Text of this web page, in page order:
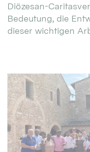
Diözesan-
Bedeutung, die
dieser wichtigen